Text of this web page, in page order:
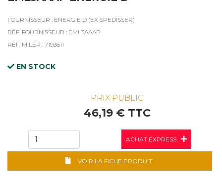
FOURNISSEUR : ENERGIE D (EX SPEDISSER)
RÉF. FOURNISSEUR : EML3AAAP
RÉF. MILER : 7193611
EN STOCK
PRIX PUBLIC
46,19 € TTC
ACHAT EXPRESS
VOIR LA FICHE PRODUIT